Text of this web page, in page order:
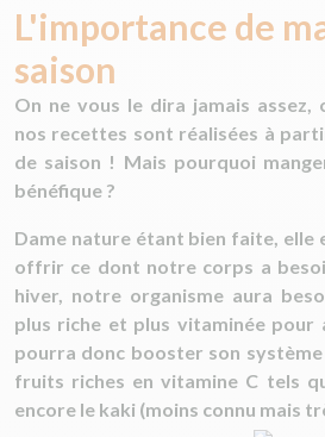
L'importance de
saison
On ne vous le dira jamais assez,
nos recettes sont réalisées à
de saison ! Mais pourquoi
bénéfique ?
Dame nature étant bien faite, elle
offrir ce dont notre corps a
hiver, notre organisme aura
plus riche et plus vitaminée
pourra donc booster son
fruits riches en vitamine C tels
encore le kaki (moins connu mais